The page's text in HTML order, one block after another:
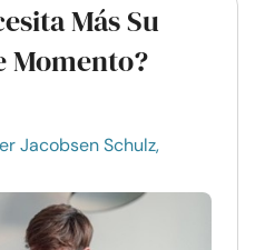
Más Su
Momento?
Jacobsen Schulz,